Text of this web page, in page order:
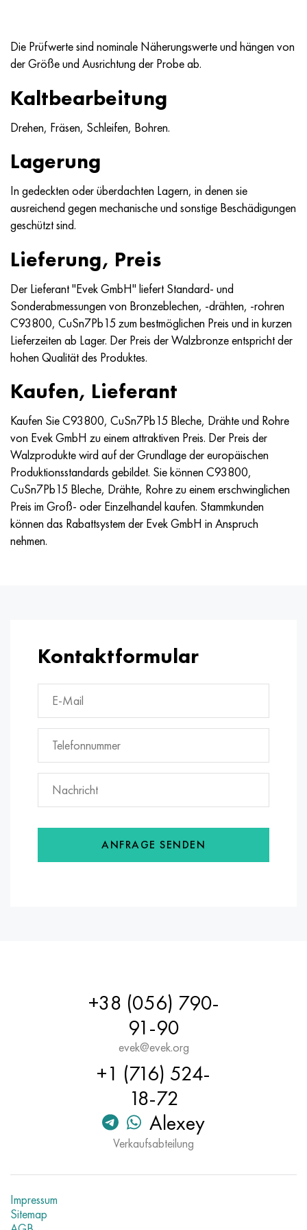
Die Prüfwerte sind nominale Näherungswerte und hängen von
der Größe und Ausrichtung der Probe ab.
Kaltbearbeitung
Drehen, Fräsen, Schleifen, Bohren.
Lagerung
In gedeckten oder überdachten Lagern, in denen sie
ausreichend gegen mechanische und sonstige Beschädigungen
geschützt sind.
Lieferung, Preis
Der Lieferant "Evek GmbH" liefert Standard- und
Sonderabmessungen von Bronzeblechen, -drähten, -rohren
C93800, CuSn7Pb15 zum bestmöglichen Preis und in kurzen
Lieferzeiten ab Lager. Der Preis der Walzbronze entspricht der
hohen Qualität des Produktes.
Kaufen, Lieferant
Kaufen Sie C93800, CuSn7Pb15 Bleche, Drähte und Rohre
von Evek GmbH zu einem attraktiven Preis. Der Preis der
Walzprodukte wird auf der Grundlage der europäischen
Produktionsstandards gebildet. Sie können C93800,
CuSn7Pb15 Bleche, Drähte, Rohre zu einem erschwinglichen
Preis im Groß- oder Einzelhandel kaufen. Stammkunden
können das Rabattsystem der Evek GmbH in Anspruch
nehmen.
Kontaktformular
ANFRAGE SENDEN
+38 (056) 790-
91-90
evek@evek.org
+1 (716) 524-
18-72
Alexey
Verkaufsabteilung
Impressum
Sitemap
Hastelloy C2000
45H, 45h, 1.7035
А40G, 44smn28, 1.0762, 46s20